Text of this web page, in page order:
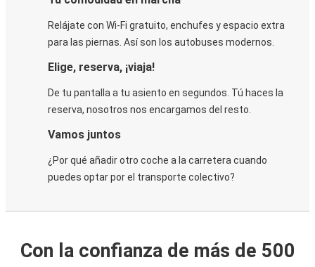
Relájate con Wi-Fi gratuito, enchufes y espacio extra
para las piernas. Así son los autobuses modernos.
Elige, reserva, ¡viaja!
De tu pantalla a tu asiento en segundos. Tú haces la
reserva, nosotros nos encargamos del resto.
Vamos juntos
¿Por qué añadir otro coche a la carretera cuando
puedes optar por el transporte colectivo?
Con la confianza de más de 500